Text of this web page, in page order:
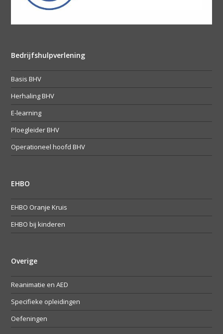
Bedrijfshulpverlening
Basis BHV
Herhaling BHV
E-learning
Ploegleider BHV
Operationeel hoofd BHV
EHBO
EHBO Oranje Kruis
EHBO bij kinderen
Overige
Reanimatie en AED
Specifieke opleidingen
Oefeningen